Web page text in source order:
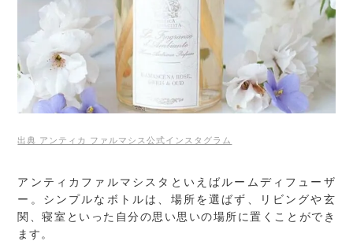
出典 アンティカ ファルマシス公式インスタグラム
アンティカファルマシスタといえばルームディフューザ
ー。シンプルなボトルは、場所を選ばず、リビングや玄
関、寝室といった自分の思い思いの場所に置くことができ
ます。